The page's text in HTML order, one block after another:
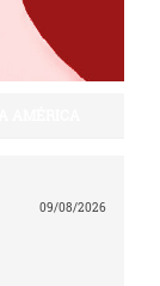
09/08/2026